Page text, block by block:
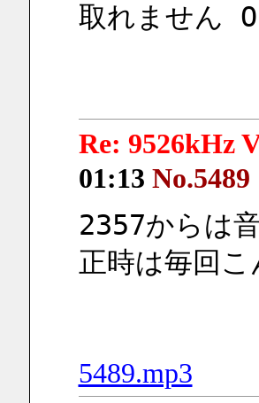
取れません
Re: 9526kHz
01:13 No.5489
2357からは
正時は毎回
5489.mp3